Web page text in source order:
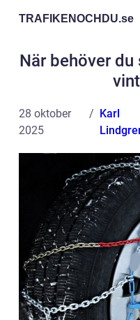
TRAFIKENOCHDU.se
När behöver
28 oktober
2025
Karl